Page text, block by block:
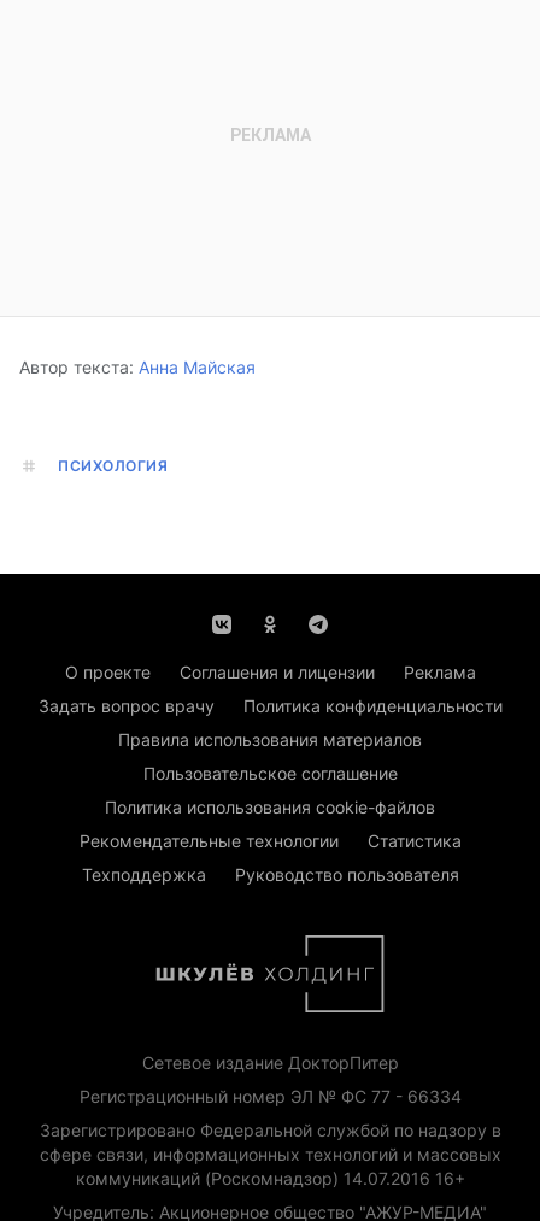
Автор текста: Анна Майская
ПСИХОЛОГИЯ
О проекте Соглашения и лицензии
Реклама
Задать вопрос врачу
Политика конфиденциальности
Правила использования материалов
Пользовательское соглашение
Политика использования cookie-файлов
Рекомендательные технологии
Статистика
Техподдержка
Руководство пользователя
Сетевое издание ДокторПитер
Регистрационный номер ЭЛ № ФС 77 - 66334
Зарегистрировано Федеральной службой по надзору в
сфере связи, информационных технологий и массовых
коммуникаций (Роскомнадзор) 14.07.2016 16+
Учредитель: Акционерное общество "АЖУР-МЕДИА"